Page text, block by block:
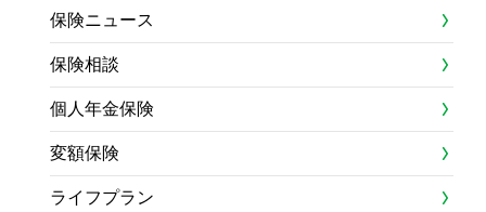
保険ニュース
保険相談
個人年金保険
変額保険
ライフプラン